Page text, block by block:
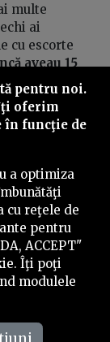
multe
ai
cu escorte
aveau 15
să planeze
înșiși de gol,
escorte”.
la casele
intrat într-o
începe o astfel
buletinul,
serviciile
se apără
l-au vizat și pe
publice
exemplu,
pentru noi.
oferim
în funcţie de
a optimiza
cu reţele de
pentru
ACCEPT"
Îţi poţi
modulele